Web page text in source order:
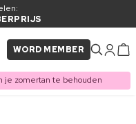
WORD MEMBER
je zomertan te behouden